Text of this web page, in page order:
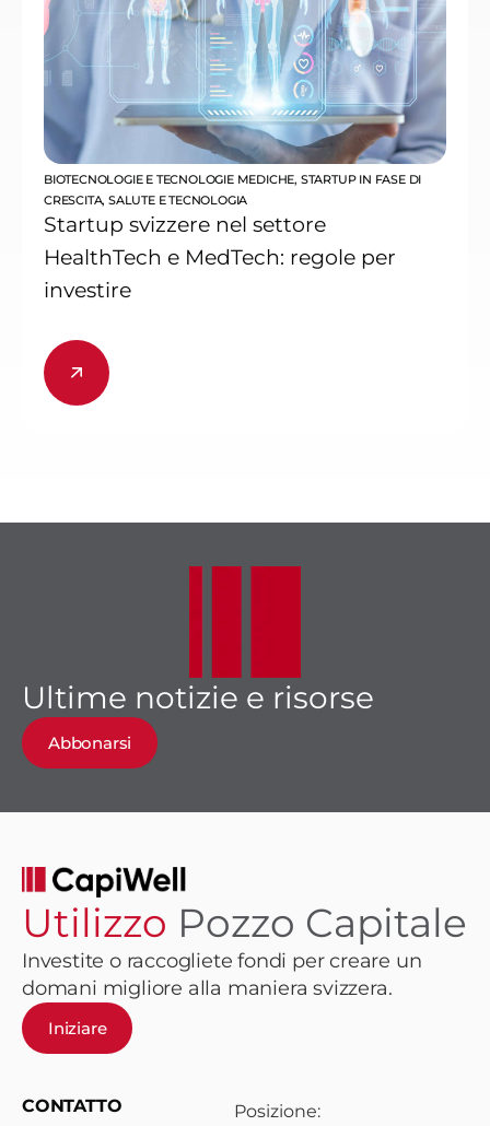
BIOTECNOLOGIE E TECNOLOGIE MEDICHE, STARTUP IN FASE DI
CRESCITA,SALUTE E TECNOLOGIA
Startup svizzere nel settore
HealthTech e MedTech: regole per
investire
Ultime notizie e risorse
Abbonarsi
Utilizzo Pozzo Capitale
Investite o raccogliete fondi per creare un
domani migliore alla maniera svizzera.
Iniziare
CONTATTO
Posizione: